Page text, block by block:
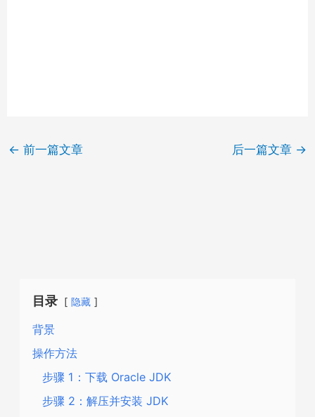
← 前一篇文章 后一篇文章 →
目录 隐藏
背景
操作方法
步骤 1：下载 Oracle JDK
步骤 2：解压并安装 JDK